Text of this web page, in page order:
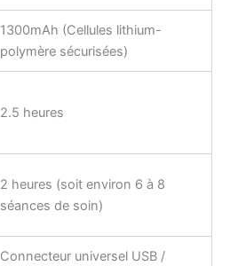
1300mAh (Cellules lithium-
polymère sécurisées)
2.5 heures
2 heures (soit environ 6 à 8
séances de soin)
Connecteur universel USB /